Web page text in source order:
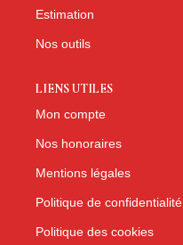
Estimation
Nos outils
LIENS UTILES
Mon compte
Nos honoraires
Mentions légales
Politique de confidentialité
Politique des cookies